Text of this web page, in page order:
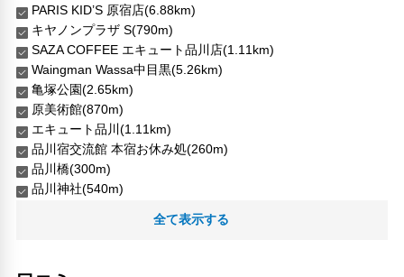
PARIS KID’S 原宿店(6.88km)
キヤノンプラザ S(790m)
SAZA COFFEE エキュート品川店(1.11km)
Waingman Wassa中目黒(5.26km)
亀塚公園(2.65km)
原美術館(870m)
エキュート品川(1.11km)
品川宿交流館 本宿お休み処(260m)
品川橋(300m)
品川神社(540m)
全て表示する